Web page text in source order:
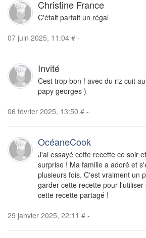
Christine France
C'était parfait un régal
07 juin 2025, 11:04 # -
Invité
Cest trop bon ! avec du riz cuit
papy georges )
06 février 2025, 13:50 # -
OcéaneCook
J'ai essayé cette recette ce soir
surprise ! Ma famille a adoré et
plusieurs fois. C'est vraiment un
garder cette recette pour
cette recette partagé !
29 janvier 2025, 22:11 # -